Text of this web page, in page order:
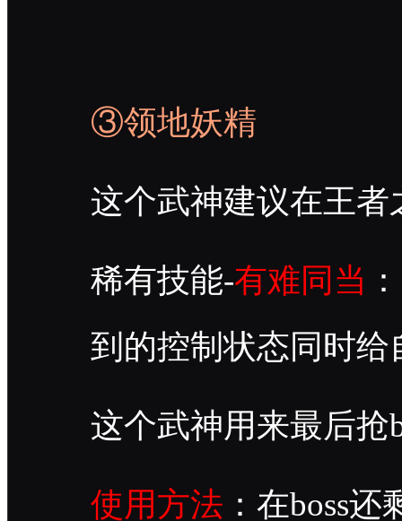
③领地妖精
这个武神建议在王
稀有技能-有难同当
到的控制状态同时
这个武神用来最后抢
使用方法 ：在boss